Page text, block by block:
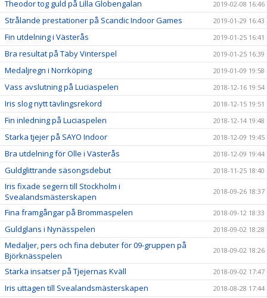
Theodor tog guld på Lilla Globengalan 2019-02-08 16:46
Strålande prestationer på Scandic Indoor Games 2019-01-29 16:43
Fin utdelning i Västerås 2019-01-25 16:41
Bra resultat på Täby Vinterspel 2019-01-25 16:39
Medaljregn i Norrköping 2019-01-09 19:58
Vass avslutning på Luciaspelen 2018-12-16 19:54
Iris slog nytt tävlingsrekord 2018-12-15 19:51
Fin inledning på Luciaspelen 2018-12-14 19:48
Starka tjejer på SAYO Indoor 2018-12-09 19:45
Bra utdelning för Olle i Västerås 2018-12-09 19:44
Guldglittrande säsongsdebut 2018-11-25 18:40
Iris fixade segern till Stockholm i
Svealandsmästerskapen
2018-09-26 18:37
Fina framgångar på Brommaspelen 2018-09-12 18:33
Guldglans i Nynässpelen 2018-09-02 18:28
Medaljer, pers och fina debuter för 09-gruppen på
Björknässpelen
2018-09-02 18:26
Starka insatser på Tjejernas Kväll 2018-09-02 17:47
Iris uttagen till Svealandsmästerskapen 2018-08-28 17:44